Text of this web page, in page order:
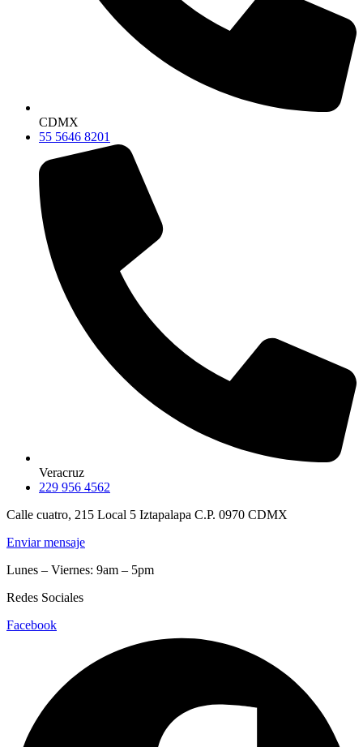
CDMX
55 5646 8201
Veracruz
229 956 4562
Calle cuatro, 215 Local 5 Iztapalapa C.P. 0970 CDMX
Enviar mensaje
Lunes – Viernes: 9am – 5pm
Redes Sociales
Facebook